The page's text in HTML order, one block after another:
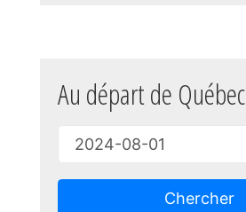
Au départ de Québec
Chercher